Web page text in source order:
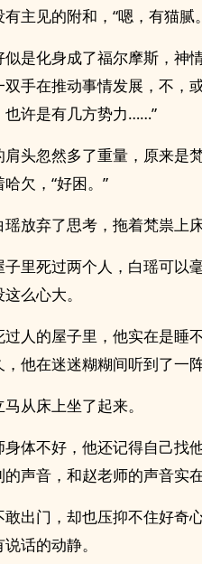
主见的附和，“嗯，有猫腻
似是化身成了福尔摩斯，神
双手在推动事情发展，不
也许是有几方势力……”
肩头忽然多了重量，原来是
欠，“好困。”
放弃了思考，拖着梵祟上床
子里死过两个人，白瑶可以
么心大。
过人的屋子里，他实在是睡
他在迷迷糊糊间听到了一阵
从床上坐了起来。
身体不好，他还记得自己找
声音，和赵老师的声音实
敢出门，却也压抑不住好奇
话的动静。